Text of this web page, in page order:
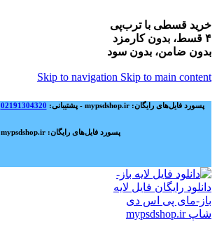
خرید قسطی با ترب‌پی
۴ قسط، بدون کارمزد
بدون ضامن، بدون سود
Skip to navigation Skip to main content
پسورد فایل‌های رایگان: mypsdshop.ir - پشتیبانی: arshiya_ag@yahoo.com 02191304320
پسورد فایل‌های رایگان: mypsdshop.ir